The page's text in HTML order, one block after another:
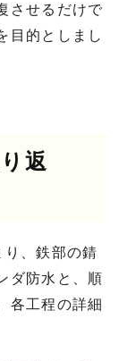
させるだけで
目的としまし
返
、鉄部の錆
ダ防水と、順
各工程の詳細